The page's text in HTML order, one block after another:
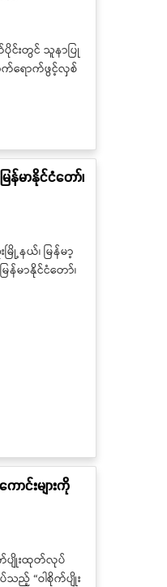
င်းတွင် သူနာပြု
က်ရောက်ဖွင့်လှစ်
မာနိုင်ငံတော်၊
ြို့နယ်၊ မြန်မာ့
မာနိုင်ငံတော်၊
ာင်းများကို
က်ပျိုးထုတ်လုပ်
“ဝါစိုက်ပျိုး